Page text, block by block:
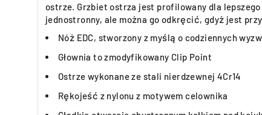
ostrze. Grzbiet ostrza jest profilowany dla
jednostronny, ale można go odkręcić, gdyż jest
Nóż EDC, stworzony z myślą o codziennych
Głownia to zmodyfikowany Clip Point
Ostrze wykonane ze stali nierdzewnej 4Cr14
Rękojeść z nylonu z motywem celownika